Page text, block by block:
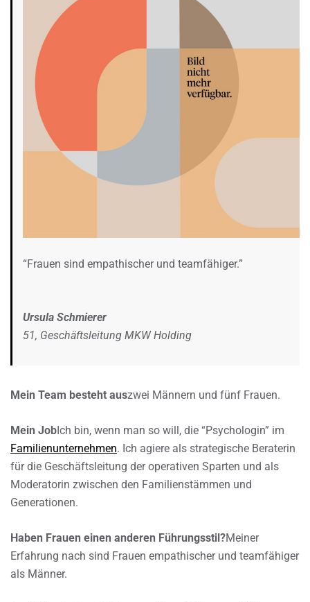
“Frauen sind empathischer und teamfähiger.”
Ursula Schmierer
51, Geschäftsleitung MKW Holding
Mein Team besteht auszwei Männern und fünf Frauen.
Mein JobIch bin, wenn man so will, die “Psychologin” im
Familienunternehmen. Ich agiere als strategische Beraterin
für die Geschäftsleitung der operativen Sparten und als
Moderatorin zwischen den Familienstämmen und
Generationen.
Haben Frauen einen anderen Führungsstil?Meiner
Erfahrung nach sind Frauen empathischer und teamfähiger
als Männer.